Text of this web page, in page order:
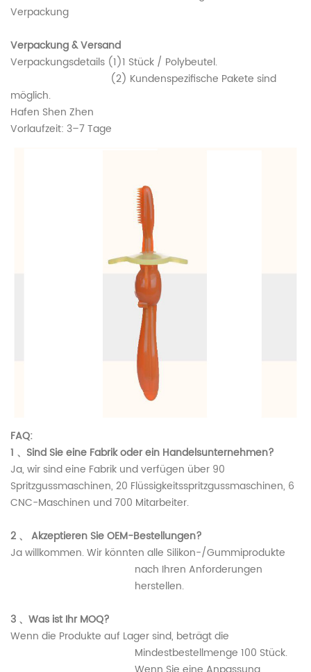
Verpackung
Verpackung & Versand
Verpackungsdetails (1)1 Stück / Polybeutel.
(2) Kundenspezifische Pakete sind
möglich.
Hafen Shen Zhen
Vorlaufzeit: 3–7 Tage
FAQ:
1 、Sind Sie eine Fabrik oder ein Handelsunternehmen?
Ja, wir sind eine Fabrik und verfügen über 90
Spritzgussmaschinen, 20 Flüssigkeitsspritzgussmaschinen, 6
CNC-Maschinen und 700 Mitarbeiter.
2 、 Akzeptieren Sie OEM-Bestellungen?
Ja willkommen. Wir könnten alle Silikon-/Gummiprodukte
nach Ihren Anforderungen
herstellen.
3 、Was ist Ihr MOQ?
Wenn die Produkte auf Lager sind, beträgt die
Mindestbestellmenge 100 Stück.